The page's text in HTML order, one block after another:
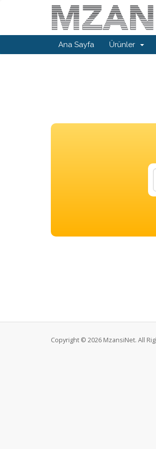
Ana Sayfa Ürünler
Copyright © 2026 MzansiNet. All